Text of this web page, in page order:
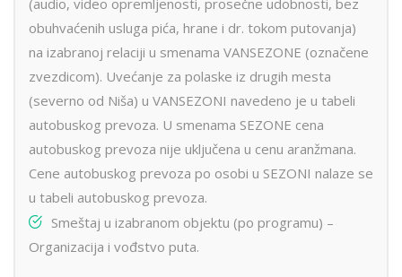
(audio, video opremljenosti, prosečne udobnosti, bez
obuhvaćenih usluga pića, hrane i dr. tokom putovanja)
na izabranoj relaciji u smenama VANSEZONE (označene
zvezdicom). Uvećanje za polaske iz drugih mesta
(severno od Niša) u VANSEZONI navedeno je u tabeli
autobuskog prevoza. U smenama SEZONE cena
autobuskog prevoza nije uključena u cenu aranžmana.
Cene autobuskog prevoza po osobi u SEZONI nalaze se
u tabeli autobuskog prevoza.
Smeštaj u izabranom objektu (po programu) –
Organizacija i vođstvo puta.